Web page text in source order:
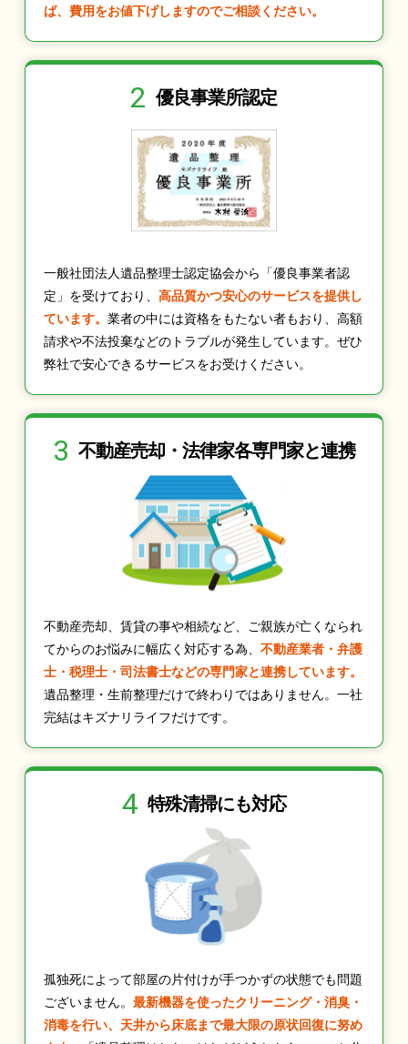
ば、費用をお値下げしますのでご相談ください。
2 優良事業所認定
一般社団法人遺品整理士認定協会から「優良事業者認
定」を受けており、 高品質かつ安心のサービスを提供し
ています。 業者の中には資格をもたない者もおり、高額
請求や不法投棄などのトラブルが発生しています。ぜひ
弊社で安心できるサービスをお受けください。
3 不動産売却・法律家各専門家と連携
不動産売却、賃貸の事や相続など、ご親族が亡くなられ
てからのお悩みに幅広く対応する為、 不動産業者・弁護
士・税理士・司法書士などの専門家と連携しています。
遺品整理・生前整理だけで終わりではありません。一社
完結はキズナリライフだけです。
4 特殊清掃にも対応
孤独死によって部屋の片付けが手つかずの状態でも問題
ございません。 最新機器を使ったクリーニング・消臭・
消毒を行い、天井から床底まで最大限の原状回復に努め